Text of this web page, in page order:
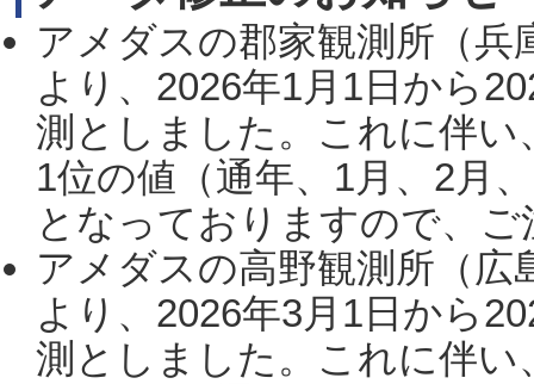
アメダスの郡家観測所（
より、2026年1月1日から
測としました。これに伴い
1位の値（通年、1月、2月
となっておりますので、
アメダスの高野観測所（
より、2026年3月1日から
測としました。これに伴い